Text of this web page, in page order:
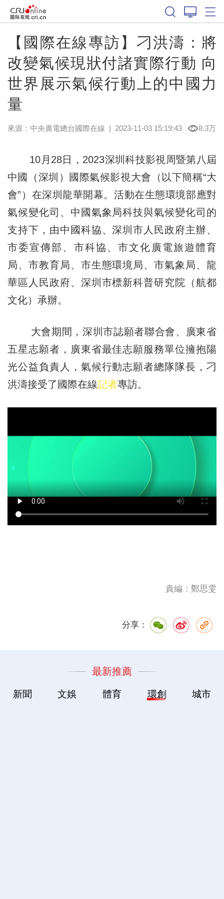
【國際在線專訪】刁洪濤：將
改變氣候現狀付諸實際行動 向
世界展示氣候行動上的中國力
量
來源：中央廣電總台國際在線 | 2023-11-03 15:19:43 8.3万
10月28日，2023深圳科技影視周暨第八屆
中國（深圳）國際氣候影視大會（以下簡稱“大
會”）在深圳龍華開幕。活動在生態環境部應對
氣候變化司、中國氣象局科技與氣候變化司的
支持下，由中國科協、深圳市人民政府主辦、
市委宣傳部、市科協、市文化廣電旅遊體育
局、市教育局、市生態環境局、市氣象局、龍
華區人民政府、深圳市標新科普研究院（航都
文化）承辦。
大會期間，深圳市誌願者聯合會、廣東省
五星志願者，廣東省最佳志願服務單位擁抱陽
光公益負責人，氣候行動志願者總隊隊長，刁
洪濤接受了國際在線記者專訪。
責編：鄭思雯
分享：
最新推薦
新聞 文娛 體育 環創 城市